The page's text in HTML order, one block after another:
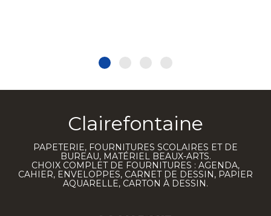
Clairefontaine
PAPETERIE, FOURNITURES SCOLAIRES ET DE
BUREAU, MATÉRIEL BEAUX-ARTS.
CHOIX COMPLET DE FOURNITURES : AGENDA,
CAHIER, ENVELOPPES, CARNET DE DESSIN, PAPIER
AQUARELLE, CARTON À DESSIN.